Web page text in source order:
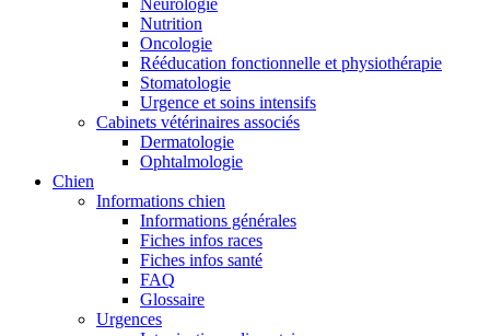
Neurologie
Nutrition
Oncologie
Rééducation fonctionnelle et physiothérapie
Stomatologie
Urgence et soins intensifs
Cabinets vétérinaires associés
Dermatologie
Ophtalmologie
Chien
Informations chien
Informations générales
Fiches infos races
Fiches infos santé
FAQ
Glossaire
Urgences